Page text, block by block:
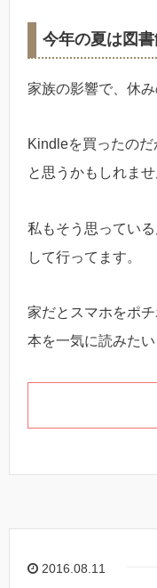
今年の夏は図
家族の影響で、休
Kindleを買ったの
と思うかもしれませ
私もそう思ってい
して行ってます。
家だとスマホをポ
本を一気に読みた
2016.08.11